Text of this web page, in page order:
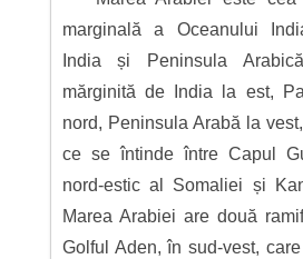
marginală a Oceanului
India și Peninsula
mărginită de India la est,
nord, Peninsula Arabă la
ce se întinde între Capul
nord-estic al Somaliei și
Marea Arabiei are două
Golful Aden, în sud-vest,